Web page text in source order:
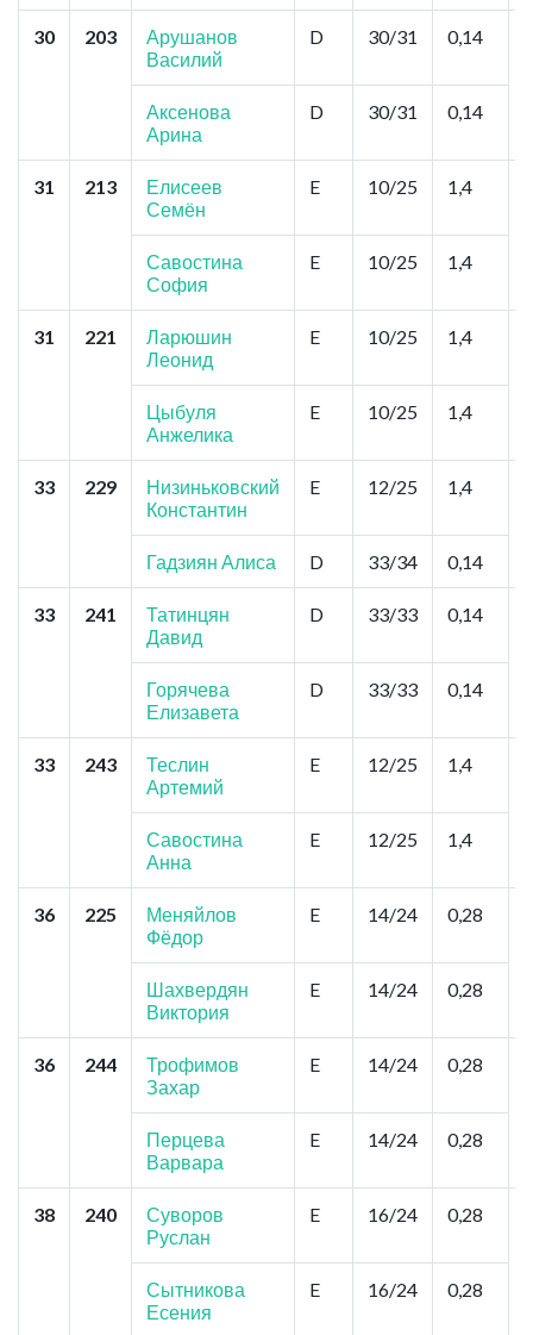
30 203
Арушанов
Василий
D 30/31 0,14
Аксенова
Арина
D 30/31 0,14
31 213
Елисеев
Семён
E 10/25 1,4
Савостина
София
E 10/25 1,4
31 221
Ларюшин
Леонид
E 10/25 1,4
Цыбуля
Анжелика
E 10/25 1,4
33 229
Низиньковский
Константин
E 12/25 1,4
Гадзиян Алиса D 33/34 0,14
33 241
Татинцян
Давид
D 33/33 0,14
Горячева
Елизавета
D 33/33 0,14
33 243
Теслин
Артемий
E 12/25 1,4
Савостина
Анна
E 12/25 1,4
36 225
Меняйлов
Фёдор
E 14/24 0,28
Шахвердян
Виктория
E 14/24 0,28
36 244
Трофимов
Захар
E 14/24 0,28
Перцева
Варвара
E 14/24 0,28
38 240
Суворов
Руслан
E 16/24 0,28
Сытникова
Есения
E 16/24 0,28